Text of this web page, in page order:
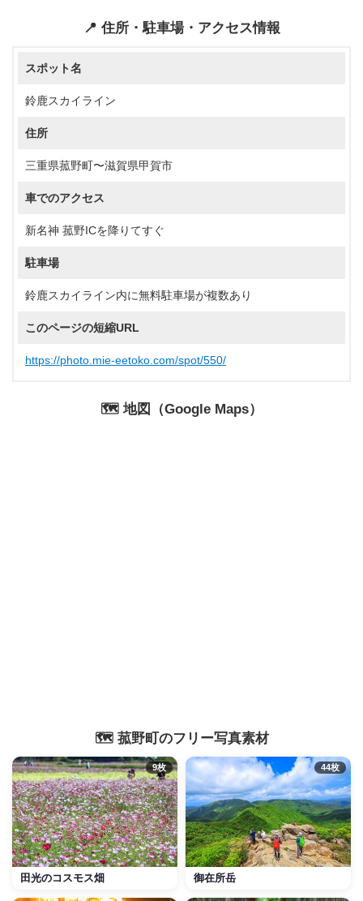
📍 住所・駐車場・アクセス情報
スポット名
鈴鹿スカイライン
住所
三重県菰野町〜滋賀県甲賀市
車でのアクセス
新名神 菰野ICを降りてすぐ
駐車場
鈴鹿スカイライン内に無料駐車場が複数あり
このページの短縮URL
https://photo.mie-eetoko.com/spot/550/
🗺️ 地図（Google Maps）
🗺️ 菰野町のフリー写真素材
9枚
田光のコスモス畑
44枚
御在所岳